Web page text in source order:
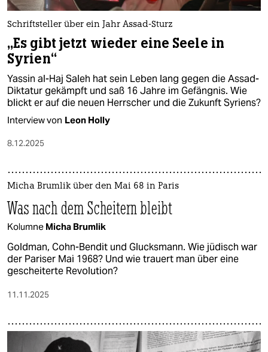
Schriftsteller über ein Jahr Assad-Sturz
„Es gibt jetzt wieder eine Seele in
Syrien“
Yassin al-Haj Saleh hat sein Leben lang gegen die Assad-
Diktatur gekämpft und saß 16 Jahre im Gefängnis. Wie
blickt er auf die neuen Herrscher und die Zukunft Syriens?
Interview von Leon Holly
8.12.2025
Micha Brumlik über den Mai 68 in Paris
Was nach dem Scheitern bleibt
Kolumne Micha Brumlik
Goldman, Cohn-Bendit und Glucksmann. Wie jüdisch war
der Pariser Mai 1968? Und wie trauert man über eine
gescheiterte Revolution?
11.11.2025